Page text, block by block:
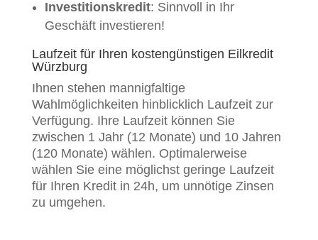
Investitionskredit: Sinnvoll in Ihr
Geschäft investieren!
Laufzeit für Ihren kostengünstigen Eilkredit
Würzburg
Ihnen stehen mannigfaltige
Wahlmöglichkeiten hinblicklich Laufzeit zur
Verfügung. Ihre Laufzeit können Sie
zwischen 1 Jahr (12 Monate) und 10 Jahren
(120 Monate) wählen. Optimalerweise
wählen Sie eine möglichst geringe Laufzeit
für Ihren Kredit in 24h, um unnötige Zinsen
zu umgehen.